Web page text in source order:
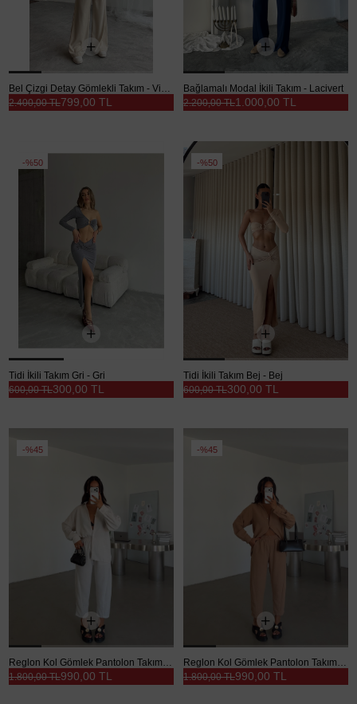
799,00 TL
2.400,00 TL
Bağlamalı Modal İkili Takım - Lacivert
1.000,00 TL
2.200,00 TL
%50
Tidi İkili Takım Gri - Gri
300,00 TL
600,00 TL
%50
Tidi İkili Takım Bej - Bej
300,00 TL
600,00 TL
%45
Reglon Kol Gömlek Pantolon Takım - Taş
990,00 TL
1.800,00 TL
%45
Reglon Kol Gömlek Pantolon Takım - Vizon
990,00 TL
1.800,00 TL